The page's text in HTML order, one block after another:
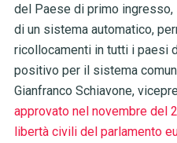
del Paese di primo
di un sistema automatico,
ricollocamenti in tutti i paesi
positivo per il sistema
Gianfranco Schiavone,
approvato nel novembre del
libertà civili del parlamento